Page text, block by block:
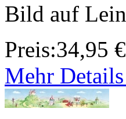
Bild auf
Preis:34,95 €
Mehr